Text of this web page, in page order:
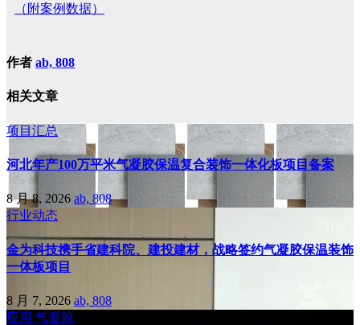
（附案例数据）
作者 ab, 808
相关文章
项目汇总
河北年产100万平米气凝胶保温复合装饰一体化板项目备案
8 月 8, 2026ab, 808
行业动态
金为科技携手省建科院、建投建材，战略签约气凝胶保温装饰
一体板项目
8 月 7, 2026 ab, 808
应用 气凝胶